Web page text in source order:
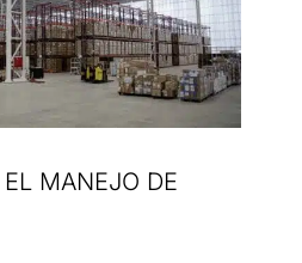
MANEJO DE